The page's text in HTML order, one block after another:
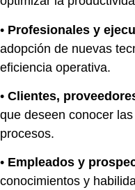
• Profesionales y
adopción de nuevas
eficiencia operativa.
• Clientes,
que deseen conocer
procesos.
• Empleados y
conocimientos y